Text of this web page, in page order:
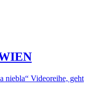
niebla“ Videoreihe, geht